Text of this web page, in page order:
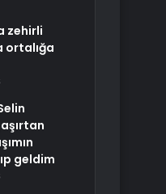
zehirli
ortalığa
geldim